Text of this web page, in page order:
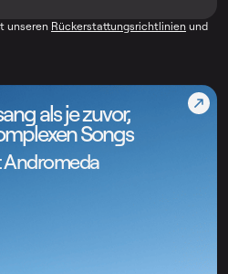
unseren Rückerstattungsrichtlinien und
als je zuvor,
Songs
Andromeda